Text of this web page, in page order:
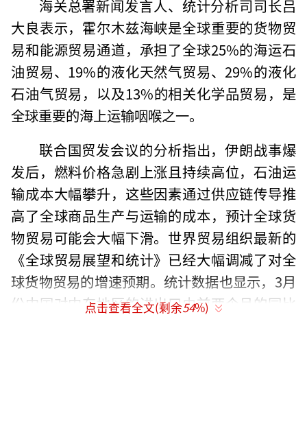
海关总署新闻发言人、统计分析司司长吕
大良表示，霍尔木兹海峡是全球重要的货物贸
易和能源贸易通道，承担了全球25%的海运石
油贸易、19%的液化天然气贸易、29%的液化
石油气贸易，以及13%的相关化学品贸易，是
全球重要的海上运输咽喉之一。
联合国贸发会议的分析指出，伊朗战事爆
发后，燃料价格急剧上涨且持续高位，石油运
输成本大幅攀升，这些因素通过供应链传导推
高了全球商品生产与运输的成本，预计全球货
物贸易可能会大幅下滑。世界贸易组织最新的
《全球贸易展望和统计》已经大幅调减了对全
球货物贸易的增速预期。统计数据也显示，3月
份中国对中东地区的进出口由前两个月的同比
点击查看全文(剩余54%)